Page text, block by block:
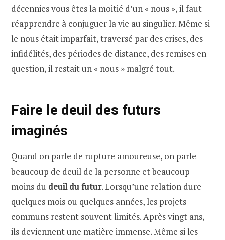
décennies vous êtes la moitié d’un « nous », il faut
réapprendre à conjuguer la vie au singulier. Même si
le nous était imparfait, traversé par des crises, des
infidélités, des périodes de distance, des remises en
question, il restait un « nous » malgré tout.
Faire le deuil des futurs
imaginés
Quand on parle de rupture amoureuse, on parle
beaucoup de deuil de la personne et beaucoup
moins du deuil du futur. Lorsqu’une relation dure
quelques mois ou quelques années, les projets
communs restent souvent limités. Après vingt ans,
ils deviennent une matière immense. Même si les